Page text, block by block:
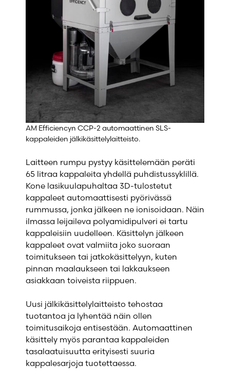
AM Efficiencyn CCP-2 automaattinen SLS-
kappaleiden jälkikäsittelylaitteisto.
Laitteen rumpu pystyy käsittelemään peräti
65 litraa kappaleita yhdellä puhdistussyklillä.
Kone lasikuulapuhaltaa 3D-tulostetut
kappaleet automaattisesti pyörivässä
rummussa, jonka jälkeen ne ionisoidaan. Näin
ilmassa leijaileva polyamidipulveri ei tartu
kappaleisiin uudelleen. Käsittelyn jälkeen
kappaleet ovat valmiita joko suoraan
toimitukseen tai jatkokäsittelyyn, kuten
pinnan maalaukseen tai lakkaukseen
asiakkaan toiveista riippuen.
Uusi jälkikäsittelylaitteisto tehostaa
tuotantoa ja lyhentää näin ollen
toimitusaikoja entisestään. Automaattinen
käsittely myös parantaa kappaleiden
tasalaatuisuutta erityisesti suuria
kappalesarjoja tuotettaessa.